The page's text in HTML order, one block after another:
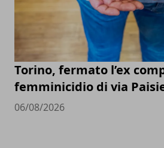
Torino, fermato l’ex
femminicidio di via
06/08/2026